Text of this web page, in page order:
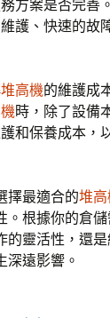
方案是否完善
護、快速的故
堆高機的維護成
時，除了設備
和保養成本，
擇最適合的堆
。根據你的倉
的靈活性，還
深遠影響。